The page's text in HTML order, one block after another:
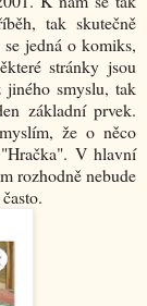
tak skutečně
jedná o komiks,
stránky jsou
jiného smyslu, tak
základní prvek.
že o něco
V hlavní
rozhodně nebude